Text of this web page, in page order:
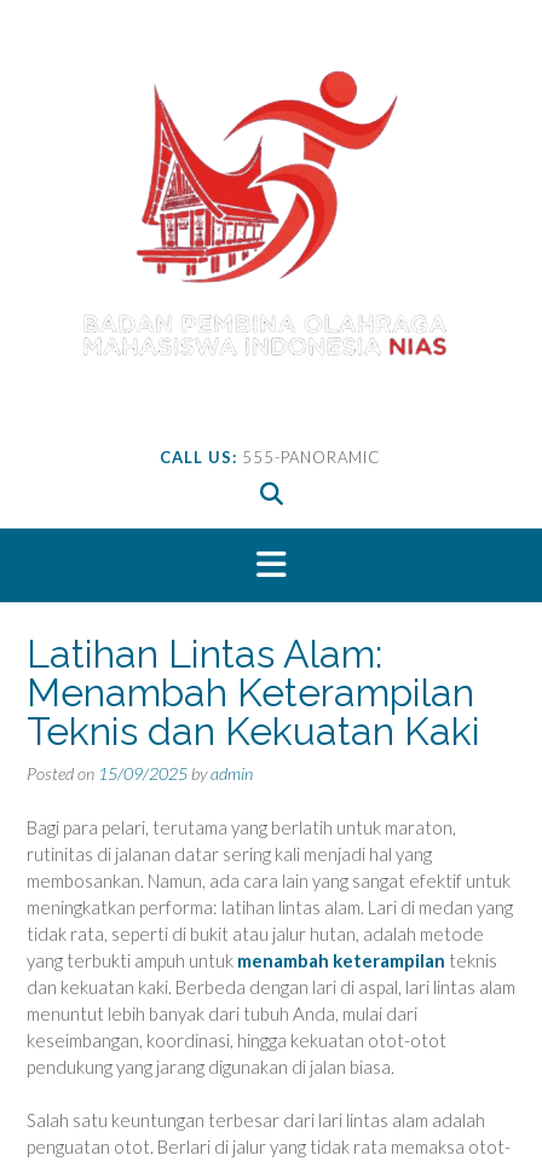
CALL US: 555-PANORAMIC
Latihan Lintas Alam:
Menambah Keterampilan
Teknis dan Kekuatan Kaki
Posted on 15/09/2025 byadmin
Bagi para pelari, terutama yang berlatih untuk maraton,
rutinitas di jalanan datar sering kali menjadi hal yang
membosankan. Namun, ada cara lain yang sangat efektif untuk
meningkatkan performa: latihan lintas alam. Lari di medan yang
tidak rata, seperti di bukit atau jalur hutan, adalah metode
yang terbukti ampuh untuk menambah keterampilan teknis
dan kekuatan kaki. Berbeda dengan lari di aspal, lari lintas alam
menuntut lebih banyak dari tubuh Anda, mulai dari
keseimbangan, koordinasi, hingga kekuatan otot-otot
pendukung yang jarang digunakan di jalan biasa.
Salah satu keuntungan terbesar dari lari lintas alam adalah
penguatan otot. Berlari di jalur yang tidak rata memaksa otot-